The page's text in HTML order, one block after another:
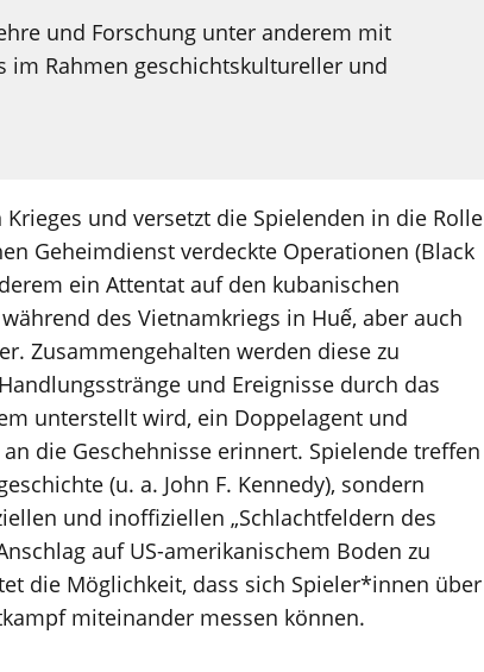
und Forschung unter anderem mit
im Rahmen geschichtskultureller und
und versetzt die Spielenden in die Rolle
Geheimdienst verdeckte Operationen (Black
ein Attentat auf den kubanischen
des Vietnamkriegs in Huế, aber auch
Zusammengehalten werden diese zu
und Ereignisse durch das
unterstellt wird, ein Doppelagent und
die Geschehnisse erinnert. Spielende treffen
(u. a. John F. Kennedy), sondern
und inoffiziellen „Schlachtfeldern des
auf US-amerikanischem Boden zu
die Möglichkeit, dass sich Spieler*innen über
miteinander messen können.